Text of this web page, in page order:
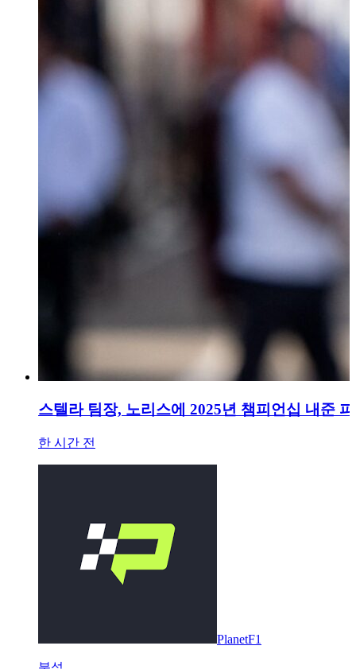
스텔라 팀장, 노리스에 2025년 챔피언십 내준
한 시간 전
PlanetF1